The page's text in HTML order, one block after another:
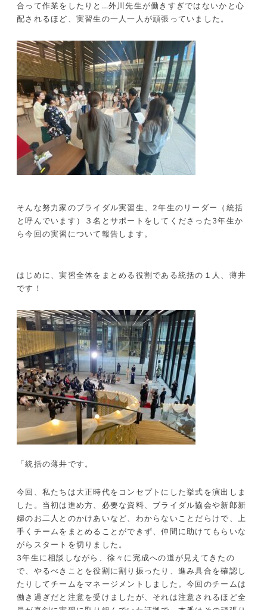
合って作業をしたりと…外川先生が働きすぎではないかと心
配されるほど、実習生の一人一人が頑張っていました。
そんな努力家のブライダル実習生、2年生のリーダー（統括
と呼んでいます）３名とサポートをしてくださった3年生か
ら今回の実習について報告します。
はじめに、実習全体をまとめる役割である統括の１人、薄井
です！
「統括の薄井です。
今回、私たちは大正時代をコンセプトにした挙式を演出しま
した。当初は進め方、必要な資料、ブライダル協会や新郎新
婦のお二人とのかけあいなど、わからないことだらけで、上
手くチームをまとめることができず、仲間に助けてもらいな
がらスタートを切りました。
3年生に相談しながら、徐々に完成への道が見えてきたの
で、やるべきことを役割に割り振ったり、進み具合を確認し
たりしてチームをマネージメントしました。今回のチームは
働き過ぎだと注意を受けましたが、それは注意されるほど全